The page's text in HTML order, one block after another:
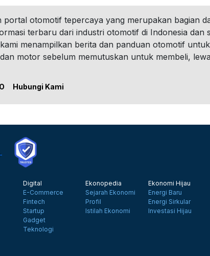
portal otomotif tepercaya yang merupakan bagian
terbaru dari industri otomotif di Indonesia dan
menampilkan berita dan panduan otomotif
motor sebelum memutuskan untuk membeli,
Hubungi Kami
Digital
E-Commerce
Fintech
Startup
Gadget
Teknologi
Ekonopedia
Sejarah Ekonomi
Profil
Istilah Ekonomi
Ekonomi Hijau
Energi Baru
Energi Sirkular
Investasi Hijau